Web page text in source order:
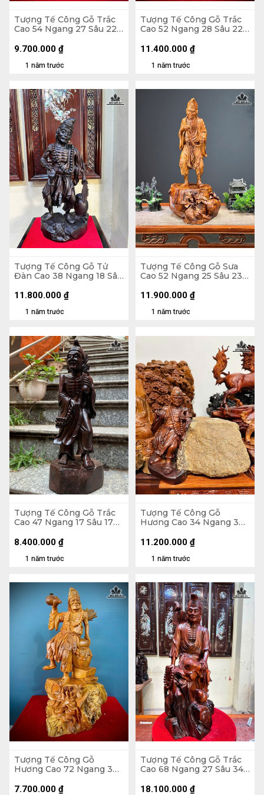
Tượng Tế Công Gỗ Trắc
Cao 54 Ngang 27 Sâu 22
1 năm trước
9.700.000 ₫
Tượng Tế Công Gỗ Trắc
Cao 52 Ngang 28 Sâu 22
1 năm trước
11.400.000 ₫
Tượng Tế Công Gỗ Tử
Đàn Cao 38 Ngang 18 Sâu
1 năm trước
11.800.000 ₫
Tượng Tế Công Gỗ Sưa
Cao 52 Ngang 25 Sâu 23
1 năm trước
11.900.000 ₫
Tượng Tế Công Gỗ Trắc
Cao 47 Ngang 17 Sâu 17
1 năm trước
8.400.000 ₫
Tượng Tế Công Gỗ
Hương Cao 34 Ngang 37
1 năm trước
11.200.000 ₫
Tượng Tế Công Gỗ
Hương Cao 72 Ngang 38
7.700.000 ₫
Tượng Tế Công Gỗ Trắc
Cao 68 Ngang 27 Sâu 34
18.100.000 ₫